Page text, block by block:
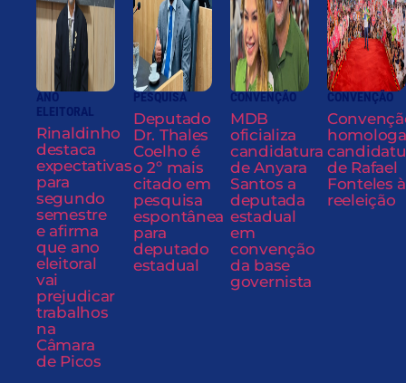
ANO
ELEITORAL
Rinaldinho
destaca
expectativas
para
segundo
semestre
e afirma
que ano
eleitoral
vai
prejudicar
trabalhos
na
Câmara
de Picos
PESQUISA
Deputado
Dr. Thales
Coelho é
o 2º mais
citado em
pesquisa
espontânea
para
deputado
estadual
CONVENÇÃO
MDB
oficializa
candidatura
de Anyara
Santos a
deputada
estadual
em
convenção
da base
governista
CONVENÇÃO
homologa
de Rafael
Fonteles à
reeleição